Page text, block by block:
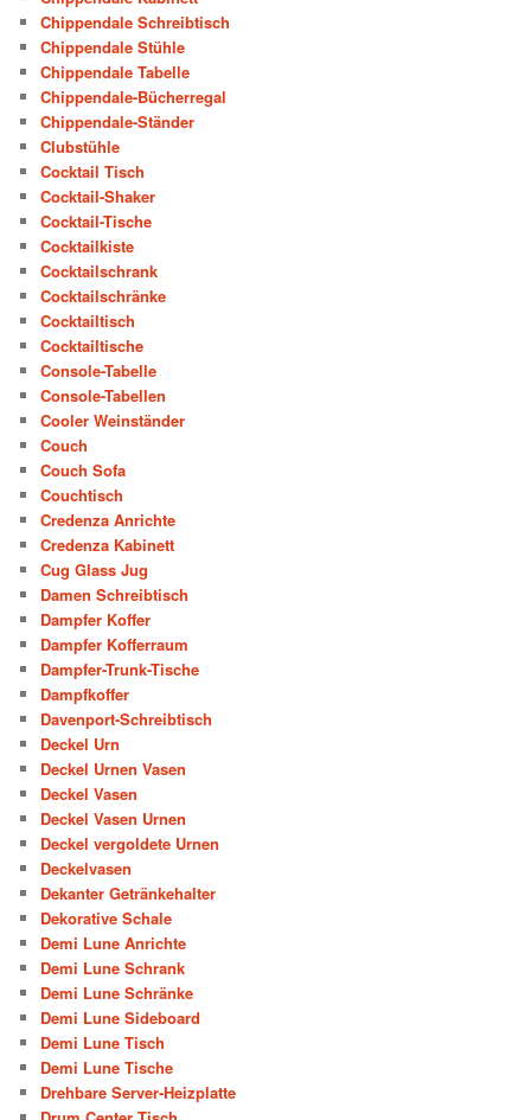
Chippendale Schreibtisch
Chippendale Stühle
Chippendale Tabelle
Chippendale-Bücherregal
Chippendale-Ständer
Clubstühle
Cocktail Tisch
Cocktail-Shaker
Cocktail-Tische
Cocktailkiste
Cocktailschrank
Cocktailschränke
Cocktailtisch
Cocktailtische
Console-Tabelle
Console-Tabellen
Cooler Weinständer
Couch
Couch Sofa
Couchtisch
Credenza Anrichte
Credenza Kabinett
Cug Glass Jug
Damen Schreibtisch
Dampfer Koffer
Dampfer Kofferraum
Dampfer-Trunk-Tische
Dampfkoffer
Davenport-Schreibtisch
Deckel Urn
Deckel Urnen Vasen
Deckel Vasen
Deckel Vasen Urnen
Deckel vergoldete Urnen
Deckelvasen
Dekanter Getränkehalter
Dekorative Schale
Demi Lune Anrichte
Demi Lune Schrank
Demi Lune Schränke
Demi Lune Sideboard
Demi Lune Tisch
Demi Lune Tische
Drehbare Server-Heizplatte